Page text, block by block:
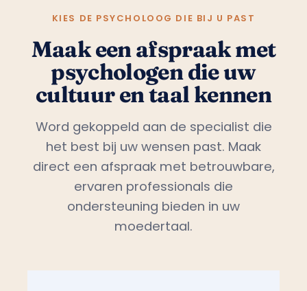
KIES DE PSYCHOLOOG DIE BIJ U PAST
Maak een afspraak met
psychologen die uw
cultuur en taal kennen
Word gekoppeld aan de specialist die
het best bij uw wensen past. Maak
direct een afspraak met betrouwbare,
ervaren professionals die
ondersteuning bieden in uw
moedertaal.